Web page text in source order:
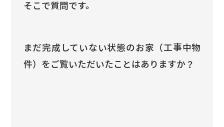
そこで質問です。
まだ完成していない状態のお家（工事中物
件）をご覧いただいたことはありますか？